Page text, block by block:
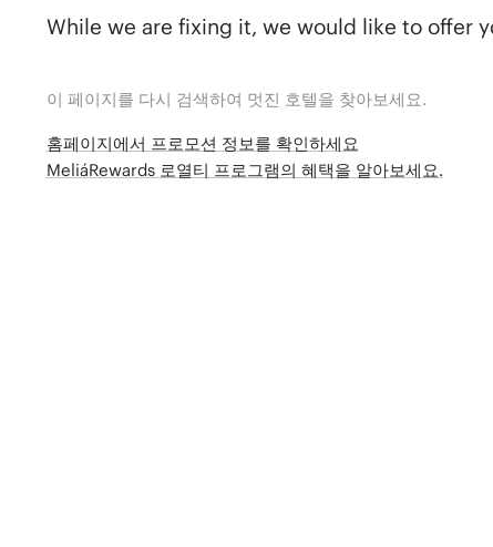
While we are fixing it, we would like to offer
이 페이지를 다시 검색하여 멋진 호텔을 찾아보세요.
홈페이지에서 프로모션 정보를 확인하세요
MeliáRewards 로열티 프로그램의 혜택을 알아보세요.